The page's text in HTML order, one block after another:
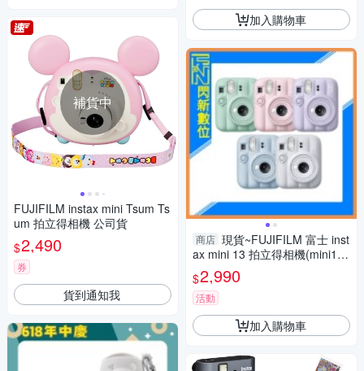
補貨中
FUJIFILM instax mini Tsum Ts
um 拍立得相機 公司貨
$2,490
券
貨到通知我
加入購物車
商店 現貨~FUJIFILM 富士 inst
ax mini 13 拍立得相機(mini13,
公司貨)
$2,990
活動
加入購物車